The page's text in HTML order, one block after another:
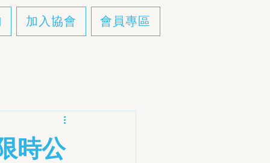
加入協會 會員專區
時公